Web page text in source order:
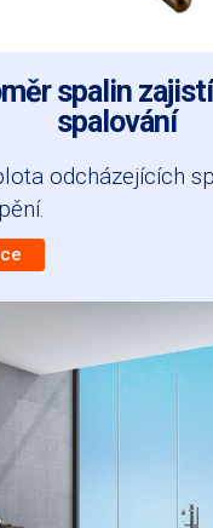
spalin
spalování
odcházejících